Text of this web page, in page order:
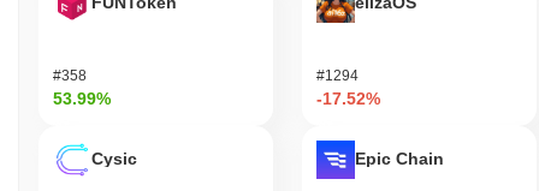
#358
53.99%
Cysic
#1294
-17.52%
Epic Chain